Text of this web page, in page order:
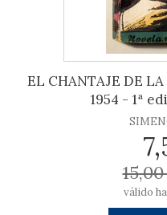
EL CHANTAJE DE
1954 - 1ª
válido